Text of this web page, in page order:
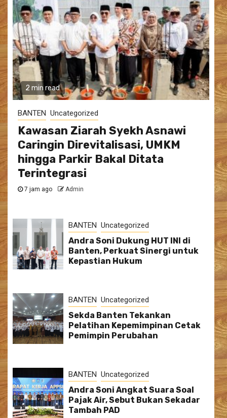
2 min read
BANTEN Uncategorized
Kawasan Ziarah Syekh Asnawi
Caringin Direvitalisasi, UMKM
hingga Parkir Bakal Ditata
Terintegrasi
7 jam ago Admin
BANTEN Uncategorized
Andra Soni Dukung HUT INI di
Banten, Perkuat Sinergi untuk
Kepastian Hukum
BANTEN Uncategorized
Sekda Banten Tekankan
Pelatihan Kepemimpinan Cetak
Pemimpin Perubahan
BANTEN Uncategorized
Andra Soni Angkat Suara Soal
Pajak Air, Sebut Bukan Sekadar
Tambah PAD